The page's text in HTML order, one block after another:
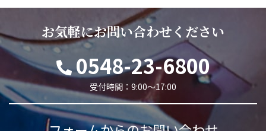
お気軽にお問い合わせください
0548-23-6800
受付時間：9:00～17:00